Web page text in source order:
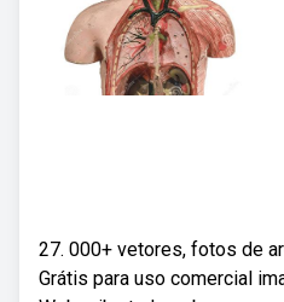
27. 000+ vetores, fotos de
Grátis para uso comercial